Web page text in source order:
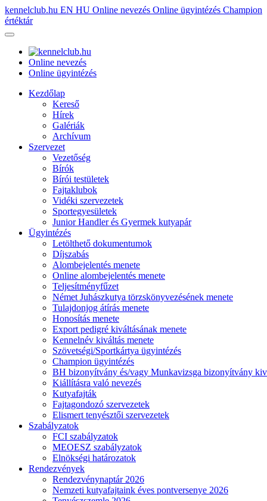
kennelclub.hu EN HU Online nevezés Online ügyintézés Champion
értéktár
Online nevezés
Online ügyintézés
Kezdőlap
Kereső
Hírek
Galériák
Archívum
Szervezet
Vezetőség
Bírók
Bírói testületek
Fajtaklubok
Vidéki szervezetek
Sportegyesületek
Junior Handler és Gyermek kutyapár
Ügyintézés
Letölthető dokumentumok
Díjszabás
Alombejelentés menete
Online alombejelentés menete
Teljesítményfűzet
Német Juhászkutya törzskönyvezésének menete
Tulajdonjog átírás menete
Honosítás menete
Export pedigré kiváltásának menete
Kennelnév kiváltás menete
Szövetségi/Sportkártya ügyintézés
Champion ügyintézés
BH bizonyítvány és/vagy Munkavizsga bizonyítvány
Kiállításra való nevezés
Kutyafajták
Fajtagondozó szervezetek
Elismert tenyésztői szervezetek
Szabályzatok
FCI szabályzatok
MEOESZ szabályzatok
Elnökségi határozatok
Rendezvények
Rendezvénynaptár 2026
Nemzeti kutyafajtaink éves pontversenye 2026